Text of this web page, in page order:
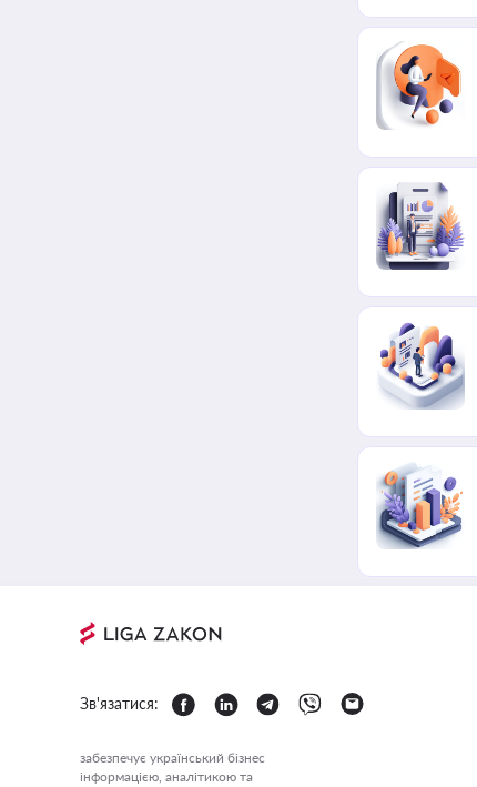
Зв'язатися:
забезпечує український бізнес
інформацією, аналітикою та